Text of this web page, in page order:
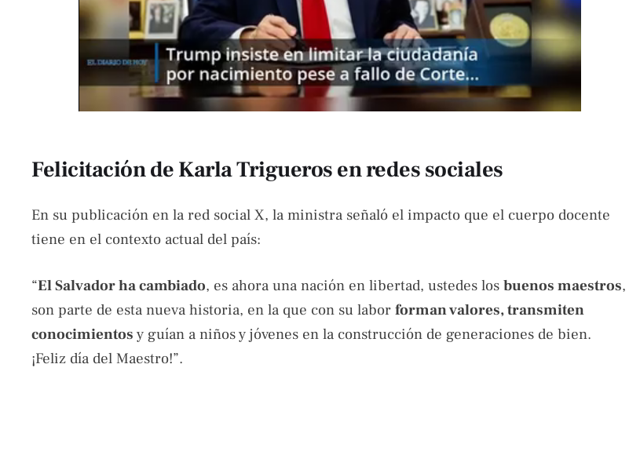
Felicitación de Karla Trigueros en redes sociales
En su publicación en la red social X, la ministra señaló el impacto que el cuerpo docente
tiene en el contexto actual del país:
“El Salvador ha cambiado, es ahora una nación en libertad, ustedes los buenos maestros,
son parte de esta nueva historia, en la que con su labor forman valores, transmiten
conocimientos y guían a niños y jóvenes en la construcción de generaciones de bien.
¡Feliz día del Maestro!”.